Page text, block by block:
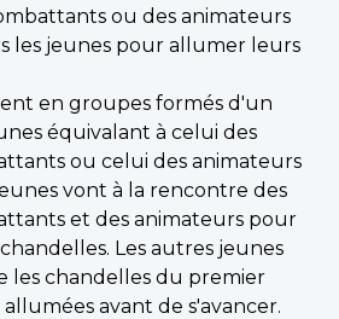
ou des animateurs
les jeunes pour allumer leurs
en groupes formés d'un
équivalant à celui des
ou celui des animateurs
vont à la rencontre des
et des animateurs pour
Les autres jeunes
les chandelles du premier
avant de s'avancer.